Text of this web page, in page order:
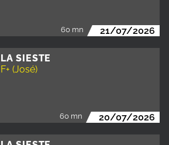
60 mn 21/07/2026
LA SIESTE
F+ (José)
60 mn 20/07/2026